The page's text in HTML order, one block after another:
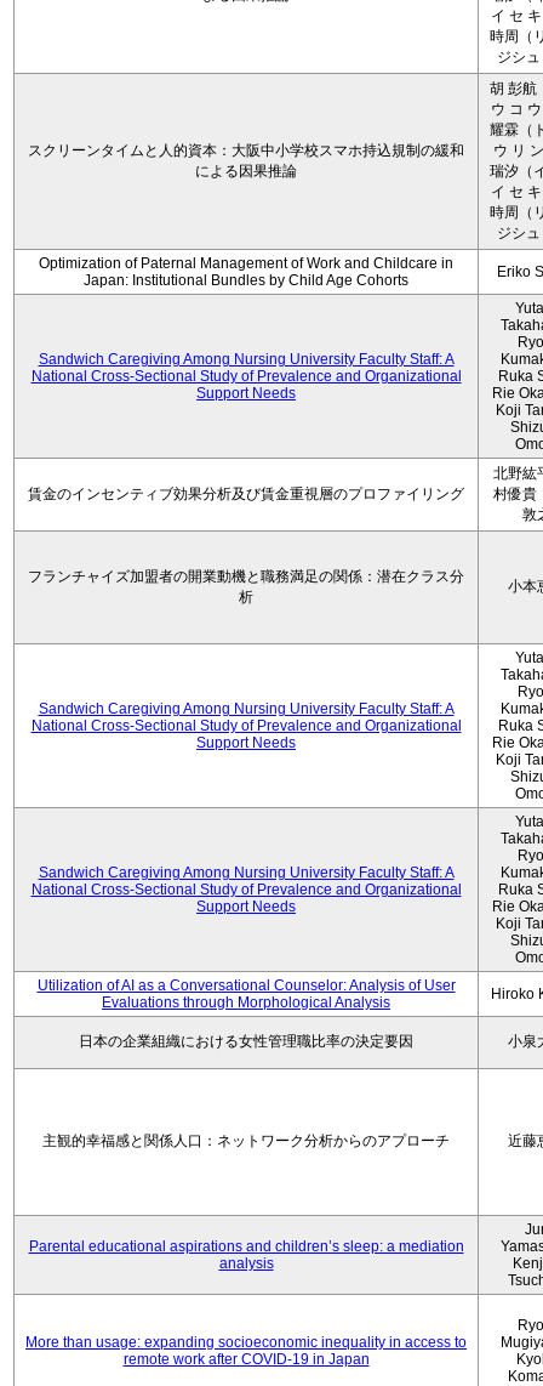
イ セ
時周（
ジシ
スクリーンタイムと人的資本：大阪中小学校スマホ持込規制の緩和
による因果推論
胡 彭航
ウ コ
耀霖（
ウ リ
瑞汐（
イ セ
時周（
ジシ
Optimization of Paternal Management of Work and Childcare in
Japan: Institutional Bundles by Child Age Cohorts
Eriko
Sandwich Caregiving Among Nursing University Faculty Staff: A
National Cross-Sectional Study of Prevalence and Organizational
Support Needs
Ruka
Rie
Koji
賃金のインセンティブ効果分析及び賃金重視層のプロファイリング
北野紘
村優貴
敦
フランチャイズ加盟者の開業動機と職務満足の関係：潜在クラス分
析
小本
Sandwich Caregiving Among Nursing University Faculty Staff: A
National Cross-Sectional Study of Prevalence and Organizational
Support Needs
Ruka
Rie
Koji
Sandwich Caregiving Among Nursing University Faculty Staff: A
National Cross-Sectional Study of Prevalence and Organizational
Support Needs
Ruka
Rie
Koji
Utilization of AI as a Conversational Counselor: Analysis of User
Evaluations through Morphological Analysis
Hiroko
日本の企業組織における女性管理職比率の決定要因 小泉
主観的幸福感と関係人口：ネットワーク分析からのアプローチ 近藤
Parental educational aspirations and children’s sleep: a mediation
analysis
More than usage: expanding socioeconomic inequality in access to
remote work after COVID-19 in Japan